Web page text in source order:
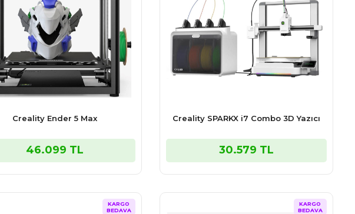
Creality Ender 5 Max
46.099 TL
Creality SPARKX i7 Combo 3D Yazıcı
30.579 TL
KARGO
BEDAVA
KARGO
BEDAVA